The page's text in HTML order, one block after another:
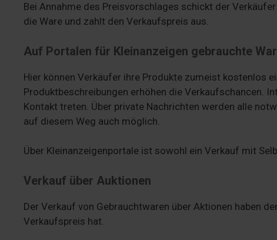
Bei Annahme des Preisvorschlages schickt der
die Ware und zahlt den Verkaufspreis aus.
Auf Portalen für Kleinanzeigen gebrauchte
Hier können Verkäufer ihre Produkte zumeist kostenlos
Produktbeschreibungen erhöhen die Verkaufschancen.
Kontakt treten. Über private Nachrichten werden alle
auf diesem Weg auch möglich.
Über Kleinanzeigenportale ist sowohl ein Verkauf mit
Verkauf über Auktionen
Der Verkauf von Gebrauchtwaren über Aktionen haben
Verkaufspreis hat.